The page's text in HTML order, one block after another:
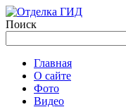
Перейти
к
Поиск
Главная
О сайте
Фото
Видео